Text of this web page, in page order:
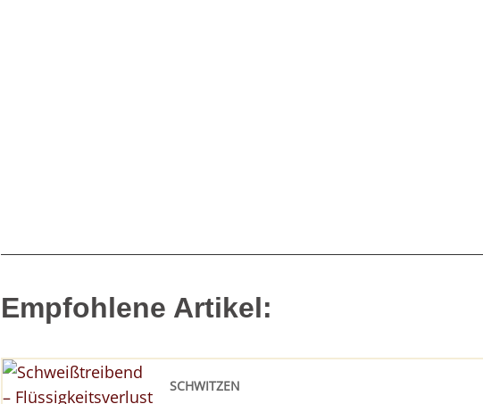
Empfohlene Artikel:
SCHWITZEN